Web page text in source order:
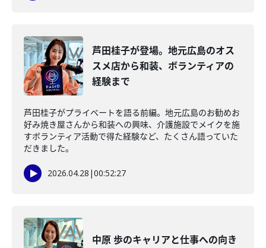
芦田桂子が登場。地元広島のオス
スメ店から和装、ボランティアの
経験まで
芦田桂子がプライベートを語る前編。地元広島のお勧めお
好み焼き屋さんから和装への興味、介護施設でメイクを施
すボランティア活動で得た経験など、たくさん語っていた
だきました。
2026.04.28 |00:52:27
中原 歩のキャリアと仕事への向き